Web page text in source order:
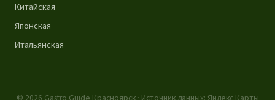
Китайская
Японская
Итальянская